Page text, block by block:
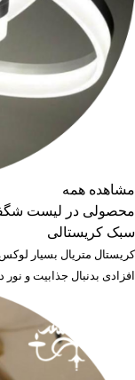
مشاهده همه
محصولی در لیست
سبک کریستالی
کریستال متریال بسیار
افزادی بدنبال جذابیت و